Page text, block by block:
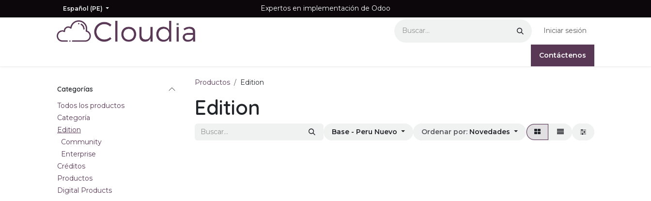
Español (PE) Expertos en implementación de Odoo
Iniciar sesión
Contáctenos
Categorías
Todos los productos
Categoría
Edition
Community
Enterprise
Créditos
Productos
Digital Products
Productos Edition
Edition
Base - Peru Nuevo Ordenar por: Novedades